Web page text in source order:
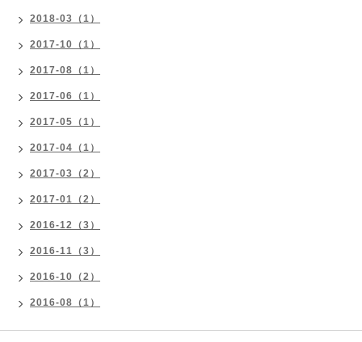
2018-03（1）
2017-10（1）
2017-08（1）
2017-06（1）
2017-05（1）
2017-04（1）
2017-03（2）
2017-01（2）
2016-12（3）
2016-11（3）
2016-10（2）
2016-08（1）